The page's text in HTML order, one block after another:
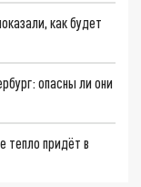
как будет
опасны ли они
тепло придёт в